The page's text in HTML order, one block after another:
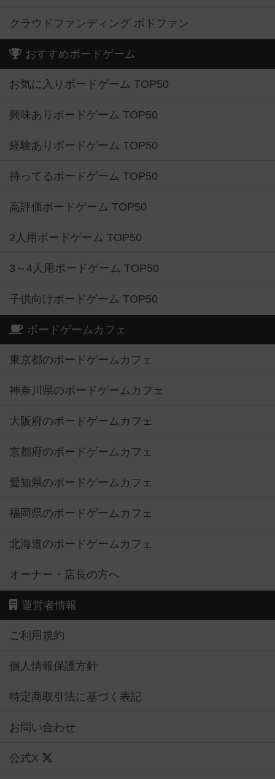
クラウドファンディング ボドファン
おすすめボードゲーム
お気に入りボードゲーム TOP50
興味ありボードゲーム TOP50
経験ありボードゲーム TOP50
持ってるボードゲーム TOP50
高評価ボードゲーム TOP50
2人用ボードゲーム TOP50
3～4人用ボードゲーム TOP50
子供向けボードゲーム TOP50
ボードゲームカフェ
東京都のボードゲームカフェ
神奈川県のボードゲームカフェ
大阪府のボードゲームカフェ
京都府のボードゲームカフェ
愛知県のボードゲームカフェ
福岡県のボードゲームカフェ
北海道のボードゲームカフェ
オーナー・店長の方へ
運営者情報
ご利用規約
個人情報保護方針
特定商取引法に基づく表記
お問い合わせ
公式X